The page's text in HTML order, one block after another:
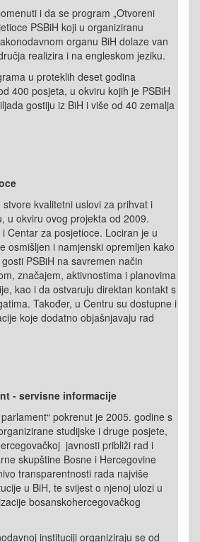
i da se program „Otvoreni
PSBiH koji u organiziranu
organu BiH dolaze van
realizira i na engleskom jeziku.
u proteklih deset godina
400 posjeta, u okviru kojih je PSBiH
gostiju iz BiH i više od 40 zemalja
kvalitetni uslovi za prihvat i
u okviru ovog projekta od 2009.
Centar za posjetioce. Lociran je u
osmišljen i namjenski opremljen kako
PSBiH na savremen način
značajem, aktivnostima i planovima
kao i da ostvaruju direktan kontakt s
Također, u Centru su dostupne i
koje dodatno objašnjavaju rad
- servisne informacije
pokrenut je 2005. godine s
studijske i druge posjete,
javnosti približi rad i
skupštine Bosne i Hercegovine
transparentnosti rada najviše
u BiH, te svijest o njenoj ulozi u
bosanskohercegovačkog
instituciji organiziraju se od